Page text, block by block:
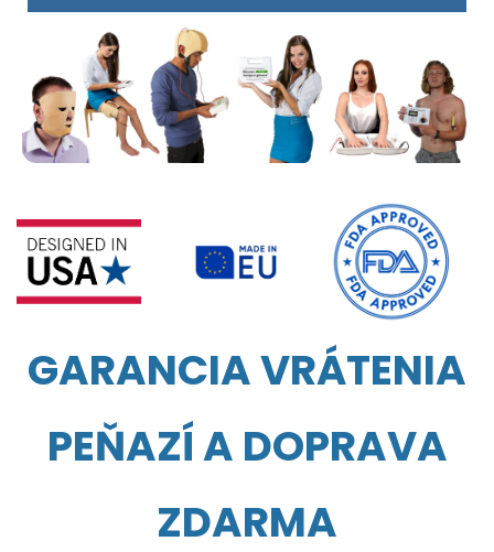
GARANCIA VRÁTENIA
PEŇAZÍ A DOPRAVA
ZDARMA